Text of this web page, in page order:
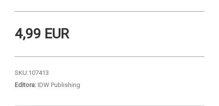
4,99 EUR
SKU:107413
Editora: IDW Publishing